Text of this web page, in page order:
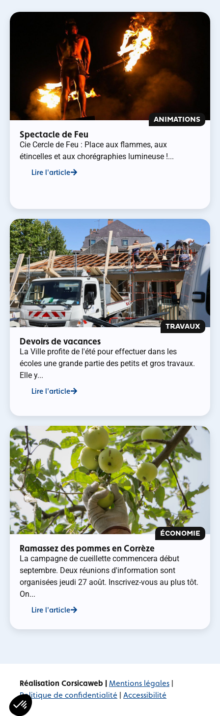
ANIMATIONS
Spectacle de Feu
Cie Cercle de Feu : Place aux flammes, aux
étincelles et aux chorégraphies lumineuse !...
Lire l'article
TRAVAUX
Devoirs de vacances
La Ville profite de l'été pour effectuer dans les
écoles une grande partie des petits et gros travaux.
Elle y...
Lire l'article
ÉCONOMIE
Ramassez des pommes en Corrèze
La campagne de cueillette commencera début
septembre. Deux réunions d'information sont
organisées jeudi 27 août. Inscrivez-vous au plus tôt.
On...
Lire l'article
Réalisation Corsicaweb | Mentions légales |
Politique de confidentialité | Accessibilité